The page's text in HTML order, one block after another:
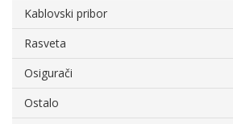
Kablovski pribor
Rasveta
Osigurači
Ostalo